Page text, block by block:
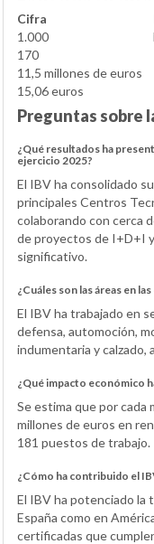
Cifra
1.000
170
11,5 millones de euros
15,06 euros
Preguntas sobre
¿Qué resultados ha
ejercicio 2025?
El IBV ha consolidado
principales Centros
colaborando con cerca
de proyectos de I+D+I
significativo.
¿Cuáles son las áreas en
El IBV ha trabajado en
defensa, automoción,
indumentaria y calzado,
¿Qué impacto económico
Se estima que por cada
millones de euros en
181 puestos de trabajo.
¿Cómo ha contribuido el
El IBV ha potenciado
España como en
certificadas que